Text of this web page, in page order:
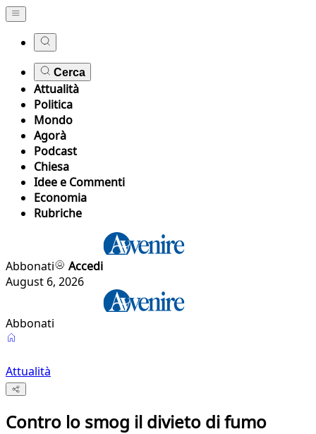
Cerca
Attualità
Politica
Mondo
Agorà
Podcast
Chiesa
Idee e Commenti
Economia
Rubriche
Abbonati
Accedi
August 6, 2026
Abbonati
Attualità
Contro lo smog il divieto di fumo